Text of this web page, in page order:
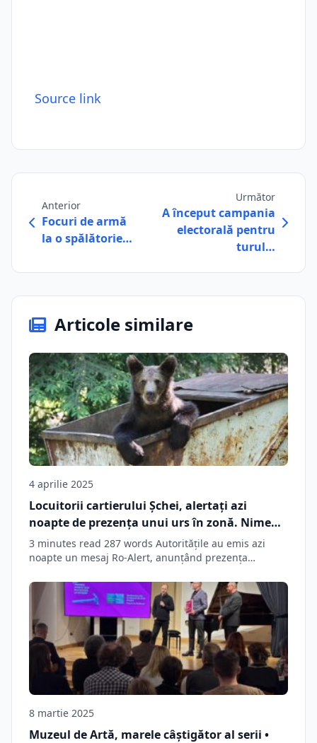
Source link
Anterior
Focuri de armă
la o spălătorie…
Următor
A început campania
electorală pentru
turul…
Articole similare
4 aprilie 2025
Locuitorii cartierului Șchei, alertați azi
noapte de prezența unui urs în zonă. Nimeni
nu mai vrea să primească animalele relocate
din județul Brașov
3 minutes read 287 words Autoritățile au emis azi
noapte un mesaj Ro-Alert, anunțând prezența…
8 martie 2025
Muzeul de Artă, marele câștigător al serii •